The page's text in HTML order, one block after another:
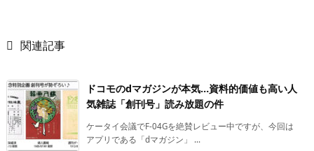
 関連記事
ドコモのdマガジンが本気…資料的価値も高い人
気雑誌「創刊号」読み放題の件
ケータイ会議でF-04Gを絶賛レビュー中ですが、今回は
アプリである「dマガジン」 ...